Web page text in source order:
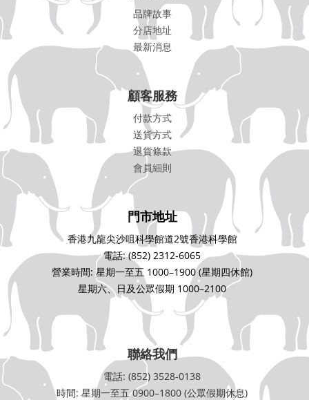
品牌故事
分店地址
最新消息
顧客服務
付款方式
送貨方式
退貨條款
會員細則
門市地址
香港九龍尖沙咀科學館道2號香港科學館
電話: (852) 2312-6065
營業時間: 星期一至五 1000–1900 (星期四休館)
星期六、日及公眾假期 1000–2100
聯絡我們
電話: (852) 3528-0138
時間: 星期一至五 0900–1800 (公眾假期休息)